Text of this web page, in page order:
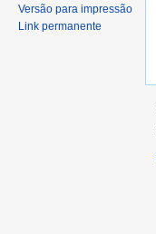
Versão para impressão
Link permanente